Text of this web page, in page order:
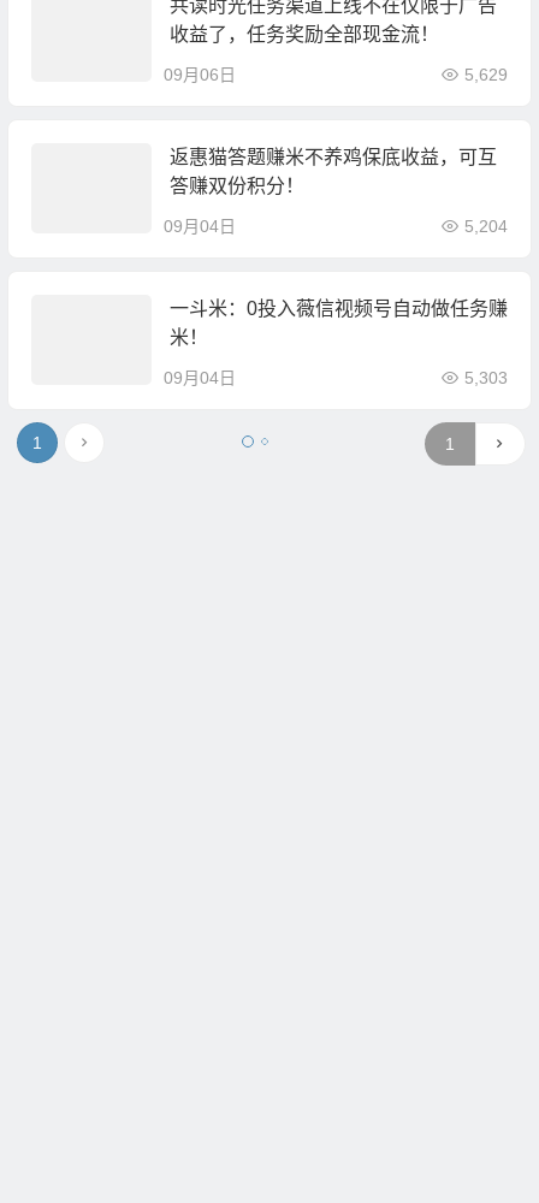
共读时光任务渠道上线不在仅限于广告
收益了，任务奖励全部现金流！
09月06日 5,629
返惠猫答题赚米不养鸡保底收益，可互
答赚双份积分！
09月04日 5,204
一斗米：0投入薇信视频号自动做任务赚
米！
09月04日 5,303
1